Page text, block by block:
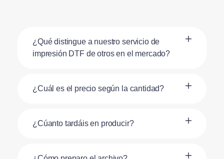
¿Qué distingue a nuestro servicio de
impresión DTF de otros en el mercado?
¿Cuál es el precio según la cantidad?
¿Cúanto tardáis en producir?